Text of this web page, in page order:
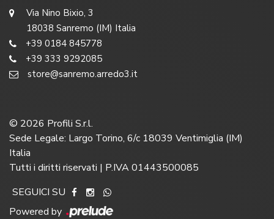
Via Nino Bixio, 3
18038 Sanremo (IM) Italia
+39 0184 845778
+39 333 9292085
store@sanremo.arredo3.it
© 2026 Profili S.r.l.
Sede Legale: Largo Torino, 6/c 18039 Ventimiglia (IM)
Italia
Tutti i diritti riservati | P.IVA 01443500085
SEGUICI SU
Powered by